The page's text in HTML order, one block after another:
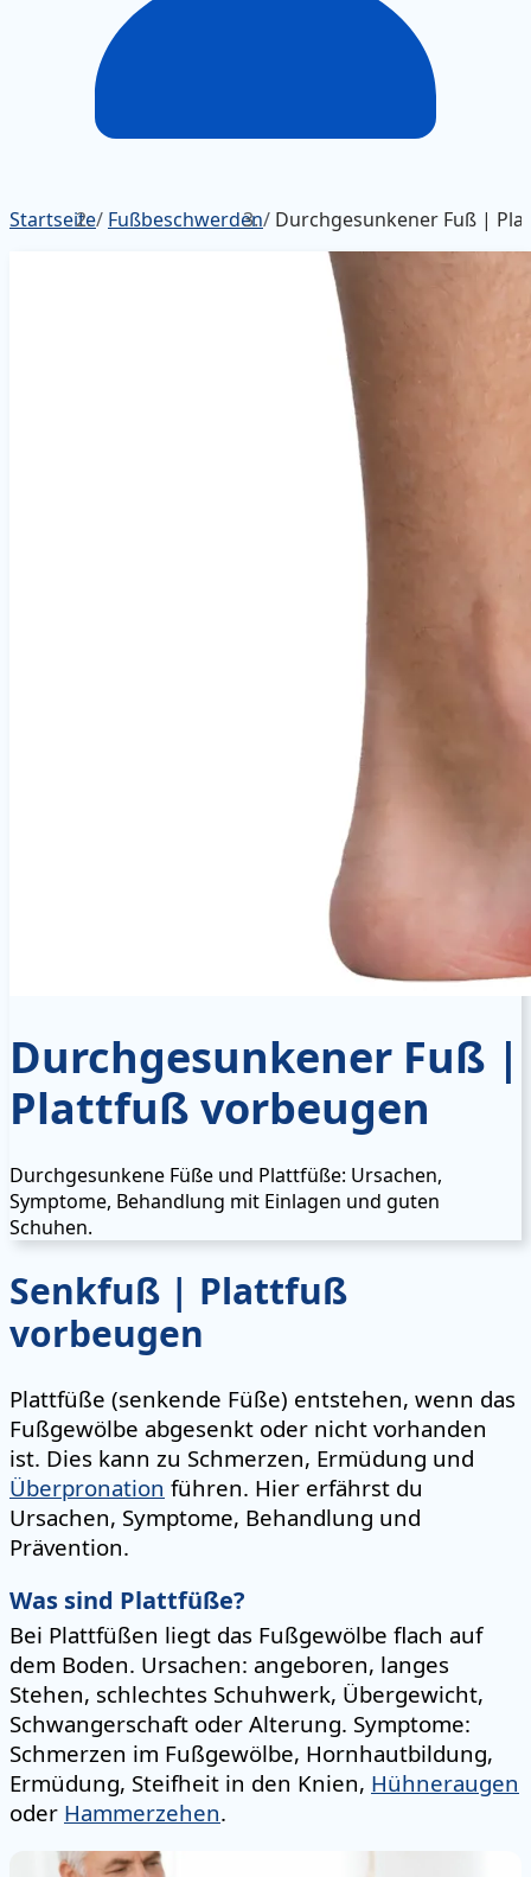
Startseite/ Fußbeschwerden/ Durchgesunkener Fuß |
Durchgesunkener Fuß |
Plattfuß vorbeugen
Durchgesunkene Füße und Plattfüße: Ursachen,
Symptome, Behandlung mit Einlagen und guten
Schuhen.
Senkfuß | Plattfuß
vorbeugen
Plattfüße (senkende Füße) entstehen, wenn das
Fußgewölbe abgesenkt oder nicht vorhanden
ist. Dies kann zu Schmerzen, Ermüdung und
Überpronation führen. Hier erfährst du
Ursachen, Symptome, Behandlung und
Prävention.
Was sind Plattfüße?
Bei Plattfüßen liegt das Fußgewölbe flach auf
dem Boden. Ursachen: angeboren, langes
Stehen, schlechtes Schuhwerk, Übergewicht,
Schwangerschaft oder Alterung. Symptome:
Schmerzen im Fußgewölbe, Hornhautbildung,
Ermüdung, Steifheit in den Knien, Hühneraugen
oder Hammerzehen.